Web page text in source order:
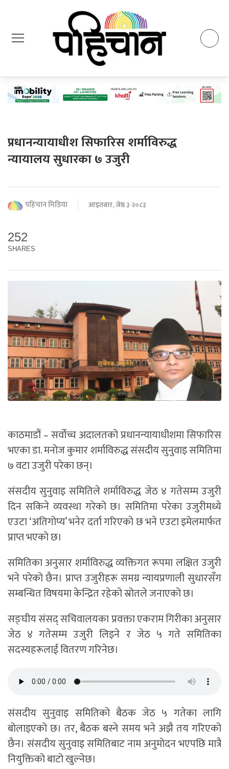
प्रधानन्यायाधीश सिफारिस शर्माविरुद्ध
न्यायालय सुधारका ७ उजुरी
पहिचान मिडिया आइतबार, जेष्ठ ३ २०८३
252
SHARES
काठमाडौं – सर्वोच्च अदालतको प्रधानन्यायाधीशमा सिफारिस
भएका डा. मनोज कुमार शर्माविरुद्ध संसदीय सुनुवाइ समितिमा
७ वटा उजुरी परेका छन्।
संसदीय सुनुवाइ समितिले शर्माविरुद्ध जेठ ४ गतेसम्म उजुरी
दिन सकिने व्यवस्था गरेको छ। समितिमा परेका उजुरीमध्ये
एउटा ‘अतिगोप्य’ भनेर दर्ता गरिएको छ भने एउटा इमेलमार्फत
प्राप्त भएको छ।
समितिका अनुसार शर्माविरुद्ध व्यक्तिगत रूपमा लक्षित उजुरी
भने परेको छैन। प्राप्त उजुरीहरू समग्र न्यायप्रणाली सुधारसँग
सम्बन्धित विषयमा केन्द्रित रहेको स्रोतले जनाएको छ।
सङ्घीय संसद् सचिवालयका प्रवक्ता एकराम गिरीका अनुसार
जेठ ४ गतेसम्म उजुरी लिइने र जेठ ५ गते समितिका
सदस्यहरूलाई वितरण गरिनेछ।
संसदीय सुनुवाइ समितिको बैठक जेठ ५ गतेका लागि
बोलाइएको छ। तर, बैठक बस्ने समय भने अझै तय गरिएको
छैन। संसदीय सुनुवाइ समितिबाट नाम अनुमोदन भएपछि मात्रै
नियुक्तिको बाटो खुल्नेछ।